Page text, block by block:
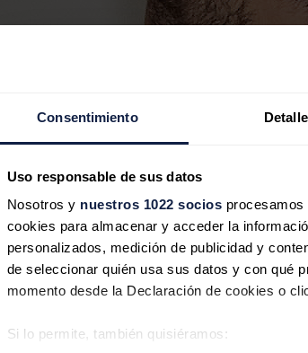
Consentimiento
Uso responsable de sus datos
Nosotros y nuestros 1022 socios
cookies para almacenar y acceder la
personalizados, medición de publicidad y
de seleccionar quién usa sus datos y con qué
momento desde la Declaración de cookies o
Si lo permite, también quisiéramos: